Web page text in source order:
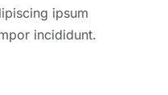
ipsum
incididunt.